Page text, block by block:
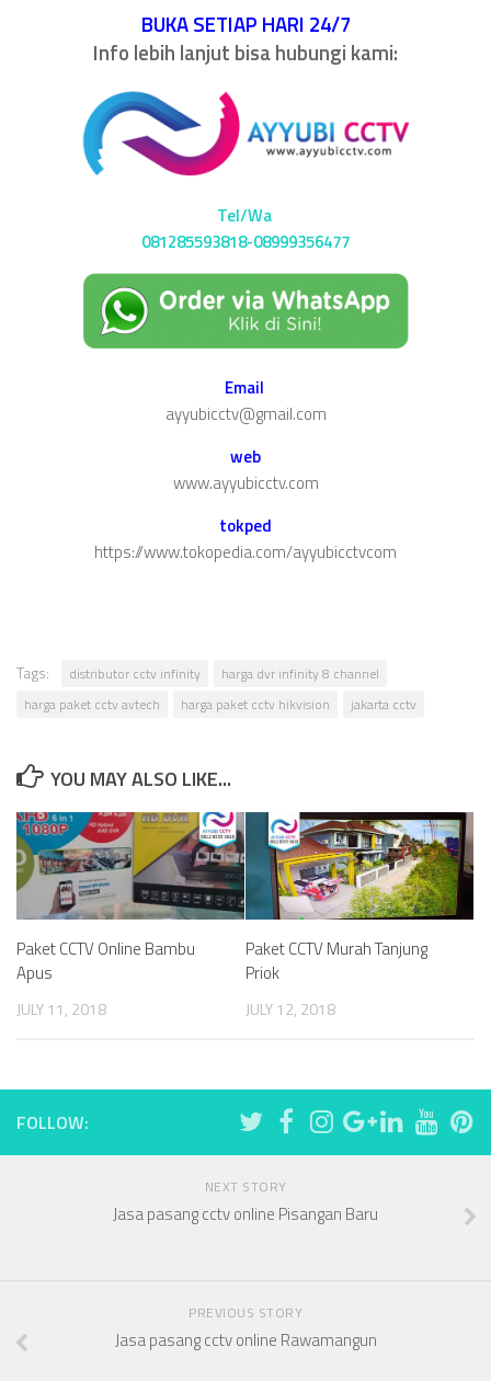
BUKA SETIAP HARI 24/7
Info lebih lanjut bisa hubungi kami:
Tel/Wa
081285593818-08999356477
Email
ayyubicctv@gmail.com
web
www.ayyubicctv.com
tokped
https://www.tokopedia.com/ayyubicctvcom
Tags: distributor cctv infinity
harga dvr infinity 8 channel
harga paket cctv avtech
harga paket cctv hikvision jakarta cctv
YOU MAY ALSO LIKE...
Paket CCTV Online Bambu
Apus
JULY 11, 2018
Paket CCTV Murah Tanjung
Priok
JULY 12, 2018
FOLLOW:
NEXT STORY
Jasa pasang cctv online Pisangan Baru
PREVIOUS STORY
Jasa pasang cctv online Rawamangun